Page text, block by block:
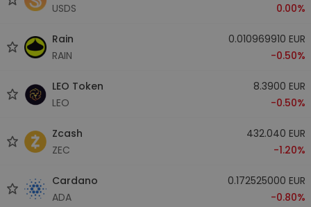
USDS
0.00%
Rain
RAIN
0.010969910 EUR
-0.50%
LEO Token
LEO
8.3900 EUR
-0.50%
Zcash
ZEC
432.040 EUR
-1.20%
Cardano
ADA
0.172525000 EUR
-0.80%